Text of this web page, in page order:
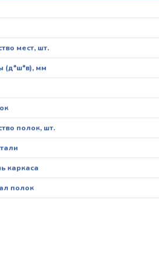
мест, шт.
(д*ш*в), мм
полок, шт.
каркаса
полок